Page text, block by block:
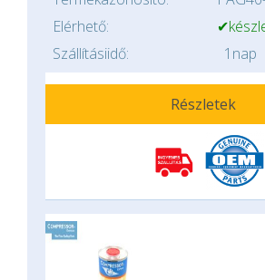
Elérhető:
Szállításiidő:
1nap
Részletek